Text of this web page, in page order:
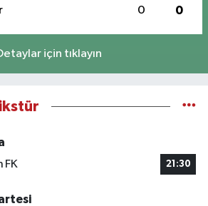
0 0
için tıklayın
FK
21:30